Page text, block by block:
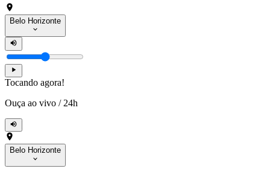
Belo Horizonte
Tocando agora!
Ouça ao vivo / 24h
Belo Horizonte